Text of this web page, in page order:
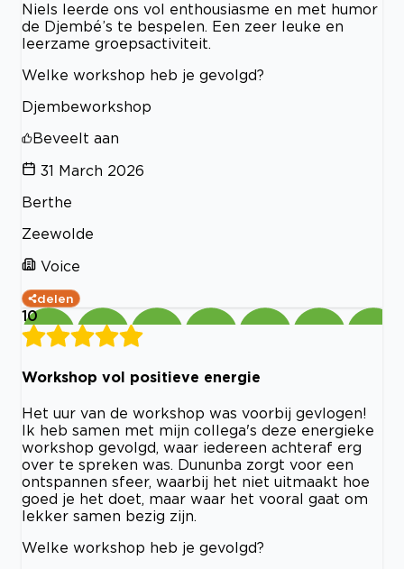
Niels leerde ons vol enthousiasme en met humor
de Djembé’s te bespelen. Een zeer leuke en
leerzame groepsactiviteit.
Welke workshop heb je gevolgd?
Djembeworkshop
Beveelt aan
31 March 2026
Berthe
Zeewolde
Voice
delen
10
Workshop vol positieve energie
Het uur van de workshop was voorbij gevlogen!
Ik heb samen met mijn collega's deze energieke
workshop gevolgd, waar iedereen achteraf erg
over te spreken was. Dununba zorgt voor een
ontspannen sfeer, waarbij het niet uitmaakt hoe
goed je het doet, maar waar het vooral gaat om
lekker samen bezig zijn.
Welke workshop heb je gevolgd?